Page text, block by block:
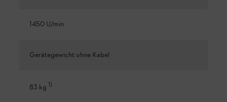
1450 U/min
Gerätegewicht ohne Kabel
83 kg 1)